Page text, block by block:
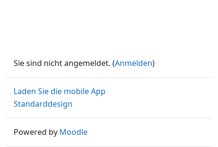
Sie sind nicht angemeldet. (Anmelden)
Laden Sie die mobile App
Standarddesign
Powered by Moodle